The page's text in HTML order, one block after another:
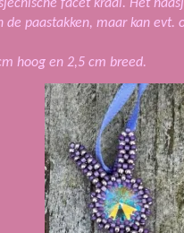
facet kraal. Het
de paastakken, maar kan evt.
hoog en 2,5 cm breed.